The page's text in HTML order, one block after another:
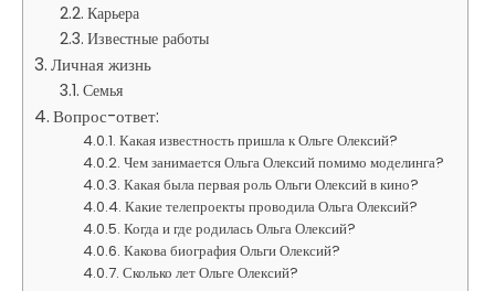
Карьера
Известные работы
Личная жизнь
Семья
Вопрос-ответ:
Какая известность пришла к Ольге Олексий?
Чем занимается Ольга Олексий помимо моделинга?
Какая была первая роль Ольги Олексий в кино?
Какие телепроекты проводила Ольга Олексий?
Когда и где родилась Ольга Олексий?
Какова биография Ольги Олексий?
Сколько лет Ольге Олексий?